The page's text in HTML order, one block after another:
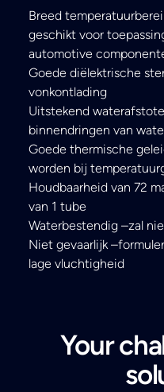
Breed
geschikt voor
automotive
Goede diëlektrische
vonkontlading
Uitstekend
binnendringen van
Goede thermische
worden bij
Houdbaarheid van 72
van 1 tube
Waterbestendig –zal
Niet gevaarlijk
lage vluchtigheid
Your